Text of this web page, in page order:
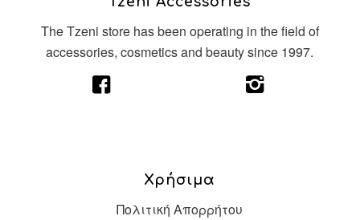
The Tzeni store has been operating in the field of
accessories, cosmetics and beauty since 1997.
Χρήσιμα
Πολιτική Απορρήτου